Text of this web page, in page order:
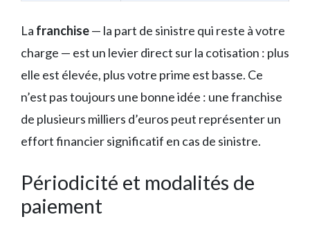
La franchise— la part de sinistre qui reste à votre
charge — est un levier direct sur la cotisation : plus
elle est élevée, plus votre prime est basse. Ce
n’est pas toujours une bonne idée : une franchise
de plusieurs milliers d’euros peut représenter un
effort financier significatif en cas de sinistre.
Périodicité et modalités de
paiement